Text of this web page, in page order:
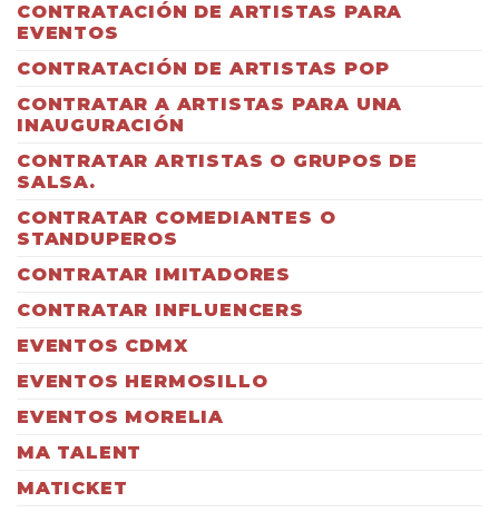
CONTRATACIÓN DE ARTISTAS PARA
EVENTOS
CONTRATACIÓN DE ARTISTAS POP
CONTRATAR A ARTISTAS PARA UNA
INAUGURACIÓN
CONTRATAR ARTISTAS O GRUPOS DE
SALSA.
CONTRATAR COMEDIANTES O
STANDUPEROS
CONTRATAR IMITADORES
CONTRATAR INFLUENCERS
EVENTOS CDMX
EVENTOS HERMOSILLO
EVENTOS MORELIA
MA TALENT
MATICKET